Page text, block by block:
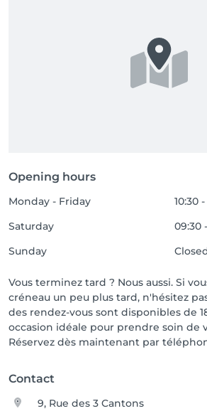
Opening hours
Monday - Friday
10:30
Saturday
09:30
Sunday
Vous terminez tard ? Nous aussi. Si
créneau un peu plus tard, n'hésitez
des rendez-vous sont disponibles de
occasion idéale pour prendre soin de
Réservez dès maintenant par
Contact
9, Rue des 3 Cantons